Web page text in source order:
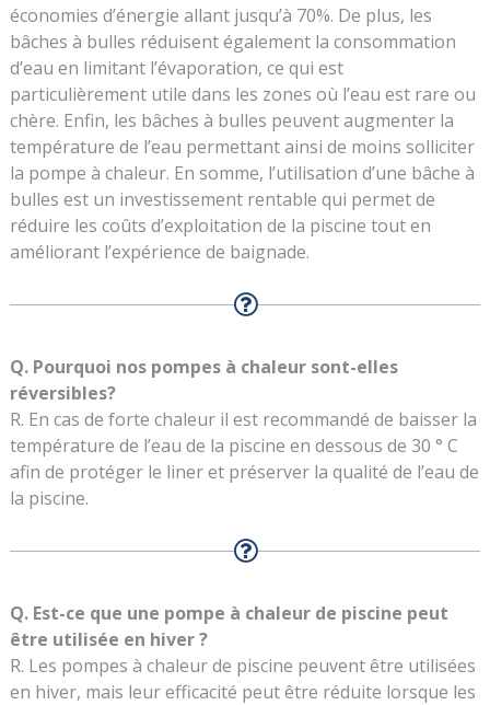
économies d’énergie allant jusqu’à 70%. De plus, les
bâches à bulles réduisent également la consommation
d’eau en limitant l’évaporation, ce qui est
particulièrement utile dans les zones où l’eau est rare ou
chère. Enfin, les bâches à bulles peuvent augmenter la
température de l’eau permettant ainsi de moins solliciter
la pompe à chaleur. En somme, l’utilisation d’une bâche à
bulles est un investissement rentable qui permet de
réduire les coûts d’exploitation de la piscine tout en
améliorant l’expérience de baignade.
Q. Pourquoi nos pompes à chaleur sont-elles
réversibles?
R. En cas de forte chaleur il est recommandé de baisser la
température de l’eau de la piscine en dessous de 30 ° C
afin de protéger le liner et préserver la qualité de l’eau de
la piscine.
Q. Est-ce que une pompe à chaleur de piscine peut
être utilisée en hiver ?
R. Les pompes à chaleur de piscine peuvent être utilisées
en hiver, mais leur efficacité peut être réduite lorsque les